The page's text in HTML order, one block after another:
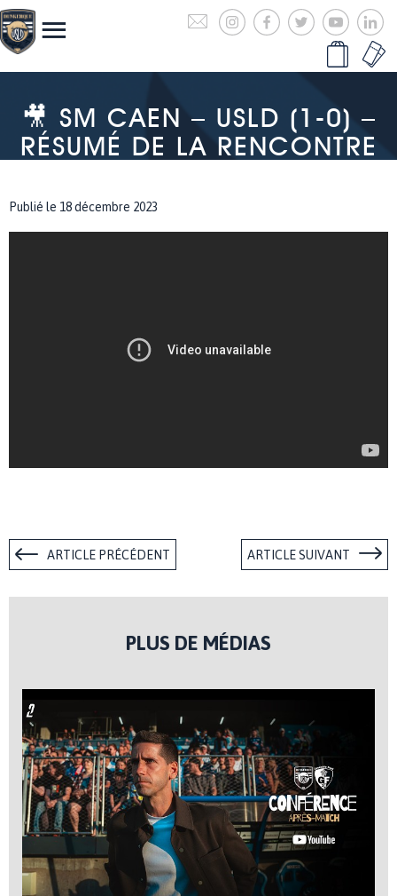
🎥 SM CAEN – USLD (1-0) –
RÉSUMÉ DE LA RENCONTRE
Publié le 18 décembre 2023
ARTICLE PRÉCÉDENT ARTICLE SUIVANT
PLUS DE MÉDIAS